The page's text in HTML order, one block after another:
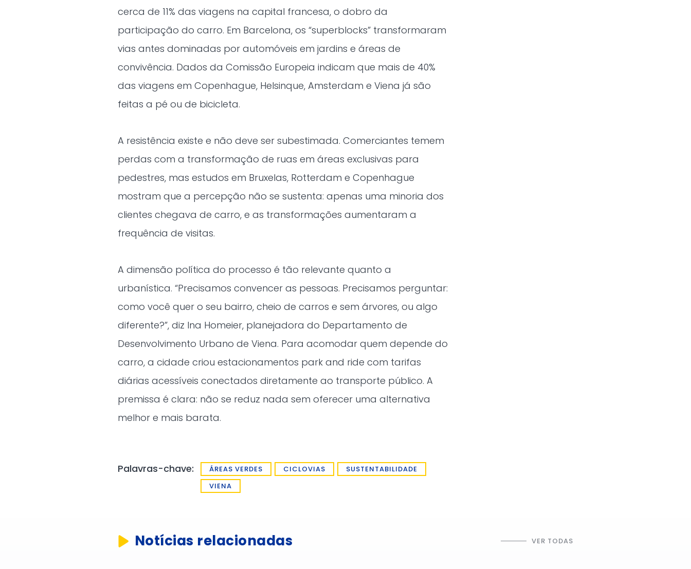
cerca de 11% das viagens na capital francesa, o dobro da
participação do carro. Em Barcelona, os “superblocks” transformaram
vias antes dominadas por automóveis em jardins e áreas de
convivência. Dados da Comissão Europeia indicam que mais de 40%
das viagens em Copenhague, Helsinque, Amsterdam e Viena já são
feitas a pé ou de bicicleta.
A resistência existe e não deve ser subestimada. Comerciantes temem
perdas com a transformação de ruas em áreas exclusivas para
pedestres, mas estudos em Bruxelas, Rotterdam e Copenhague
mostram que a percepção não se sustenta: apenas uma minoria dos
clientes chegava de carro, e as transformações aumentaram a
frequência de visitas.
A dimensão política do processo é tão relevante quanto a
urbanística. “Precisamos convencer as pessoas. Precisamos perguntar:
como você quer o seu bairro, cheio de carros e sem árvores, ou algo
diferente?”, diz Ina Homeier, planejadora do Departamento de
Desenvolvimento Urbano de Viena. Para acomodar quem depende do
carro, a cidade criou estacionamentos park and ride com tarifas
diárias acessíveis conectados diretamente ao transporte público. A
premissa é clara: não se reduz nada sem oferecer uma alternativa
melhor e mais barata.
Palavras-chave: ÁREAS VERDES CICLOVIAS
SUSTENTABILIDADE
VIENA
Notícias relacionadas VER TODAS